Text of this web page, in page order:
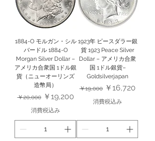
1884-O モルガン・シル
バードル 1884-O
Morgan Silver Dollar –
アメリカ合衆国 1ドル銀
貨（ニューオーリンズ
造幣局）
通常価格
￥20,000 セール価格
￥19,200
消費税込み
1923年 ピースダラー銀
貨 1923 Peace Silver
Dollar – アメリカ合衆
国 1ドル銀貨–
Goldsilverjapan
通常価格
￥19,000 セール価格
￥16,720
消費税込み